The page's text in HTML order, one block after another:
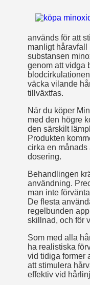
används för att
manligt håravfall
substansen
genom att vidga
väcka vilande
tillväxtfas.
När du köper
med den högre
den särskilt
Produkten
cirka en månads
dosering.
Behandlingen
användning.
man inte
De flesta
regelbunden
skillnad, och för
Som med alla
ha realistiska
vid tidiga former
att stimulera
effektiv vid